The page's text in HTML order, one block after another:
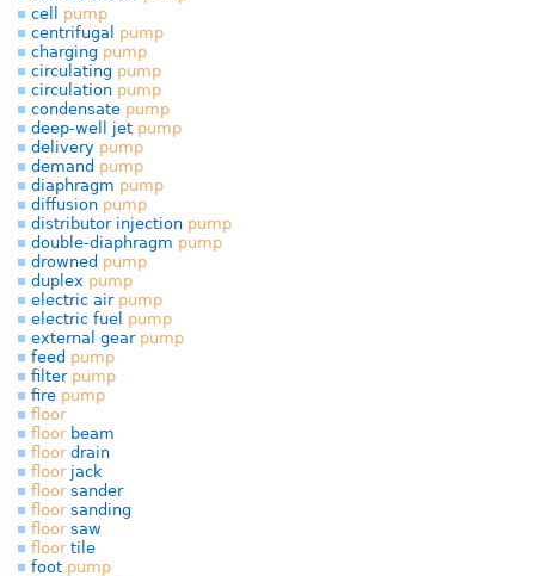
cell pump
centrifugal pump
charging pump
circulating pump
circulation pump
condensate pump
deep-well jet pump
delivery pump
demand pump
diaphragm pump
diffusion pump
distributor injection pump
double-diaphragm pump
drowned pump
duplex pump
electric air pump
electric fuel pump
external gear pump
feed pump
filter pump
fire pump
floor
floorbeam
floordrain
floorjack
floorsander
floorsanding
floorsaw
floortile
foot pump